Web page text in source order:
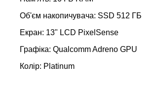
Об'єм накопичувача: SSD 512 ГБ
Екран: 13" LCD PixelSense
Графіка: Qualcomm Adreno GPU
Колір: Platinum